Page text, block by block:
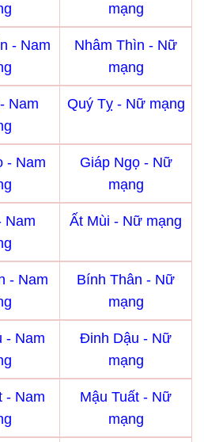
mạng
- Nam
Nhâm Thìn - Nữ
mạng
Nam
Quý Tỵ - Nữ mạng
- Nam
Giáp Ngọ - Nữ
mạng
Nam
Ất Mùi - Nữ mạng
- Nam
Bính Thân - Nữ
mạng
- Nam
Đinh Dậu - Nữ
mạng
- Nam
Mậu Tuất - Nữ
mạng